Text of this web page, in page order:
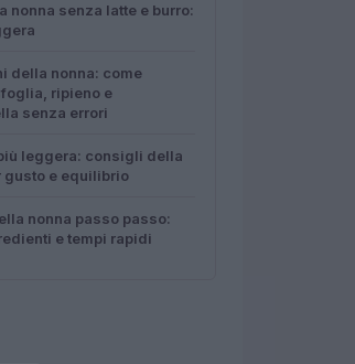
nonna senza latte e burro:
della nonna: come
ripieno e
senza errori
leggera: consigli della
gusto e equilibrio
nonna passo passo:
e tempi rapidi